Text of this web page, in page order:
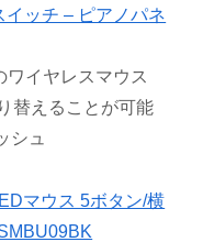
ッチ – ピアノパネ
ワイヤレスマウス
替えることが可能
シュ
マウス 5ボタン/横